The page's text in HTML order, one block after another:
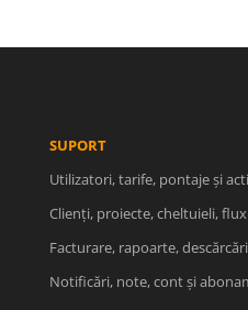
SUPORT
Utilizatori, tarife, pontaje și
Clienți, proiecte, cheltuieli,
Facturare, rapoarte,
Notificări, note, cont și